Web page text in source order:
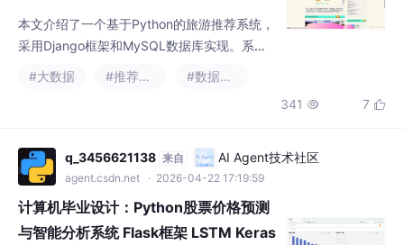
go框架
本文介绍了一个基于Python的旅游推荐系统，
采用Django框架和MySQL数据库实现。系统
运用协同过滤推荐算法（基于用户和基于物
等。前端采用Bootstrap框架，包含用户注册
登录、个人中心等模块；后台提供用户管理、
景点管理等功能。系统通过皮尔逊相关系数、
余弦相似度等算法
#大数据 #推荐算法
#数据分析
341  7 
q_3456621138 来自 AI Agent技术社区
agent.csdn.net · 2026-04-22 17:19:59
计算机毕业设计：Python股票价格预测
与智能分析系统 Flask框架 LSTM Keras